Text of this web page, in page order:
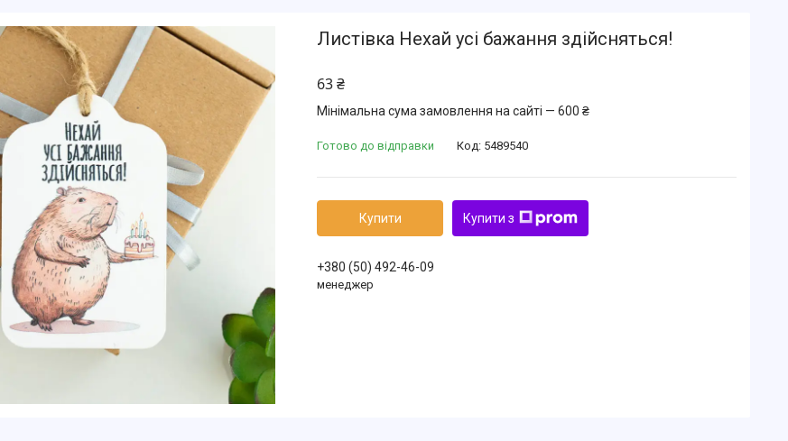
Листівка Нехай усі бажання здійсняться!
63 ₴
Мінімальна сума замовлення на сайті — 600 ₴
Готово до відправки Код: 5489540
Купити Купити з
+380 (50) 492-46-09
менеджер